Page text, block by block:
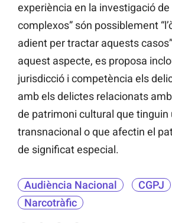
experiència en la investigació
complexos” són possiblement
adient per tractar aquests
aquest aspecte, es proposa
jurisdicció i competència els
amb els delictes relacionats
de patrimoni cultural que tinguin
transnacional o que afectin el
de significat especial.
Audiència Nacional
CGPJ
Narcotràfic